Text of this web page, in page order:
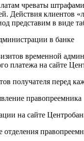
чреваты
Действия клиентов
представим в виде
в банке
временной
платежа на сайте
получателя перед
правопреемника
на сайте
отделения